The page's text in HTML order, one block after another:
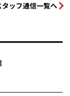
タッフ通信一覧へ